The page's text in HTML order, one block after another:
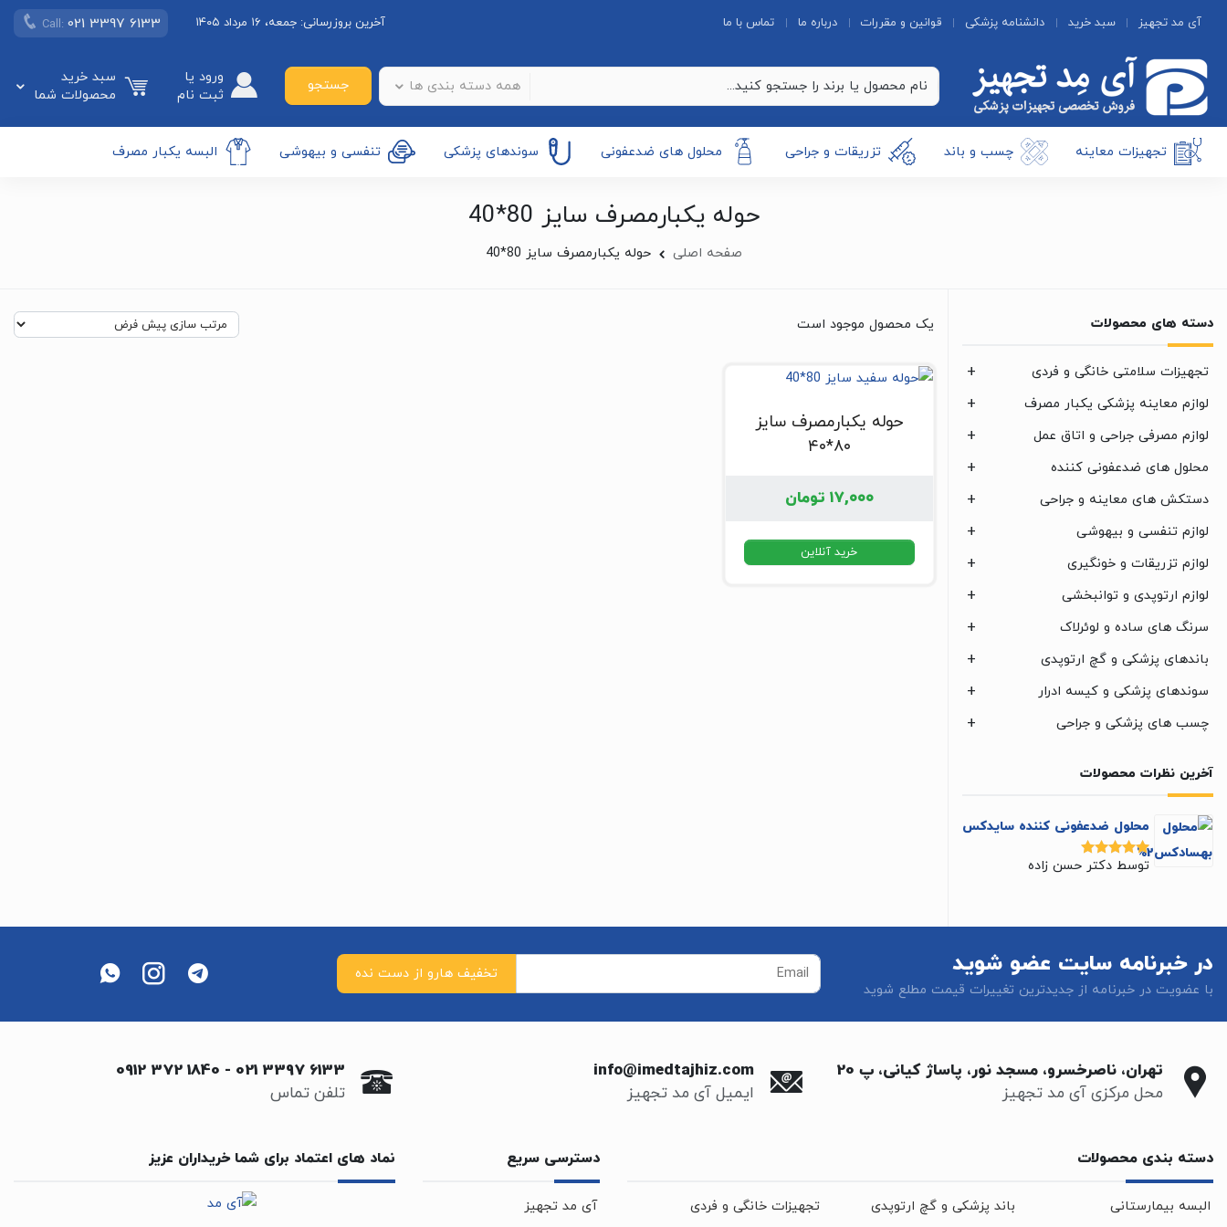
آی مد تجهیز سبد خرید دانشنامه پزشکی قوانین و مقررات درباره ما تماس با ما آخرین بروزرسانی: جمعه، ۱۶ مرداد ۱۴۰۵ Call: 021 3397 6133
همه دسته بندی ها جستجو
ورود یا
ثبت نام
سبد خرید
محصولات شما
تجهیزات معاینه چسب و باند تزریقات و جراحی محلول های ضدعفونی سوندهای پزشکی تنفسی و بیهوشی البسه یکبار مصرف
حوله یکبارمصرف سایز 80*40
صفحه اصلی حوله یکبارمصرف سایز 80*40
دسته های محصولات
تجهیزات سلامتی خانگی و فردی
لوازم معاینه پزشکی یکبار مصرف
لوازم مصرفی جراحی و اتاق عمل
محلول های ضدعفونی کننده
دستکش های معاینه و جراحی
لوازم تنفسی و بیهوشی
لوازم تزریقات و خونگیری
لوازم ارتوپدی و توانبخشی
سرنگ های ساده و لوئرلاک
باندهای پزشکی و گچ ارتوپدی
سوندهای پزشکی و کیسه ادرار
چسب های پزشکی و جراحی
آخرین نظرات محصولات
محلول ضدعفونی کننده سایدکس
نمره5 از 5
توسط دکتر حسن زاده
یک محصول موجود است
حوله یکبارمصرف سایز
۸۰*۴۰
۱۷,۰۰۰ تومان
خرید آنلاین
در خبرنامه سایت عضو شوید
با عضویت در خبرنامه از جدیدترین تغییرات قیمت مطلع شوید
تهران، ناصرخسرو، مسجد نور، پاساژ کیانی، پ 20
محل مرکزی آی مد تجهیز
info@imedtajhiz.com
ایمیل آی مد تجهیز
021 3397 6133
-
0912 372 1840
تلفن تماس
دسته بندی محصولات
البسه بیمارستانی باند پزشکی و گچ ارتوپدی تجهیزات خانگی و فردی
دسترسی سریع
آی مد تجهیز
نماد های اعتماد برای شما خریداران عزیز